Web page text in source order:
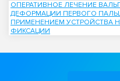
ОПЕРАТИВНОЕ ЛЕЧЕНИЕ
ДЕФОРМАЦИИ ПЕРВОГО
ПРИМЕНЕНИЕМ УСТРОЙСТВА
ФИКСАЦИИ